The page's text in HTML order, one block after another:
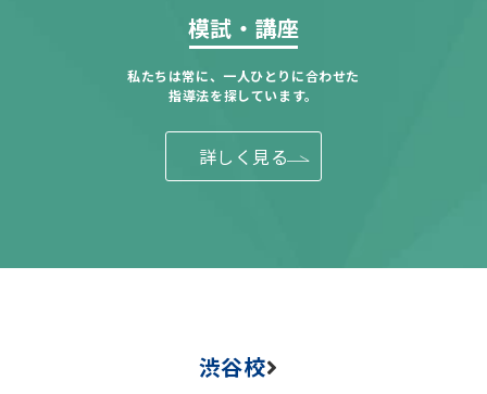
模試・講座
私たちは常に、一人ひとりに合わせた
指導法を探しています。
詳しく見る
渋谷校